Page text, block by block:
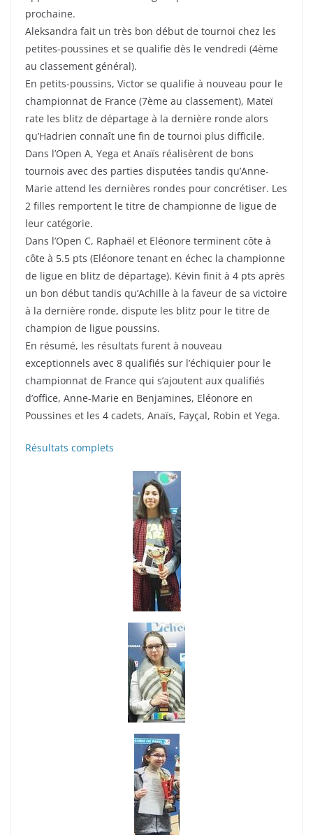
prochaine.
Aleksandra fait un très bon début de tournoi chez les
petites-poussines et se qualifie dès le vendredi (4ème
au classement général).
En petits-poussins, Victor se qualifie à nouveau pour le
championnat de France (7ème au classement), Mateï
rate les blitz de départage à la dernière ronde alors
qu’Hadrien connaît une fin de tournoi plus difficile.
Dans l’Open A, Yega et Anaïs réalisèrent de bons
tournois avec des parties disputées tandis qu’Anne-
Marie attend les dernières rondes pour concrétiser. Les
2 filles remportent le titre de championne de ligue de
leur catégorie.
Dans l’Open C, Raphaël et Eléonore terminent côte à
côte à 5.5 pts (Eléonore tenant en échec la championne
de ligue en blitz de départage). Kévin finit à 4 pts après
un bon début tandis qu’Achille à la faveur de sa victoire
à la dernière ronde, dispute les blitz pour le titre de
champion de ligue poussins.
En résumé, les résultats furent à nouveau
exceptionnels avec 8 qualifiés sur l’échiquier pour le
championnat de France qui s’ajoutent aux qualifiés
d’office, Anne-Marie en Benjamines, Eléonore en
Poussines et les 4 cadets, Anaïs, Fayçal, Robin et Yega.
Résultats complets